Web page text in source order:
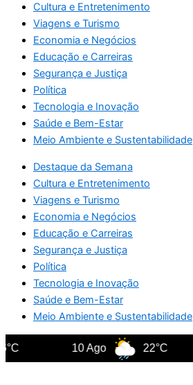
Cultura e Entretenimento
Viagens e Turismo
Economia e Negócios
Educação e Carreiras
Segurança e Justiça
Política
Tecnologia e Inovação
Saúde e Bem-Estar
Meio Ambiente e Sustentabilidade
Destaque da Semana
Cultura e Entretenimento
Viagens e Turismo
Economia e Negócios
Educação e Carreiras
Segurança e Justiça
Política
Tecnologia e Inovação
Saúde e Bem-Estar
Meio Ambiente e Sustentabilidade
10 Ago 22°C